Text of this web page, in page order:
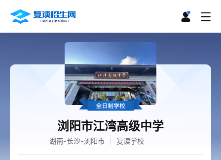
浏阳市江湾高级中学
湖南-长沙-浏阳市 复读学校